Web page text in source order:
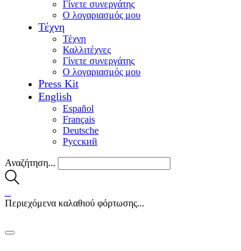
Γίνετε συνεργάτης
Ο λογαριασμός μου
Τέχνη
Τέχνη
Καλλιτέχνες
Γίνετε συνεργάτης
Ο λογαριασμός μου
Press Kit
English
Español
Français
Deutsche
Pусский
Αναζήτηση...
Περιεχόμενα καλαθιού φόρτωσης...